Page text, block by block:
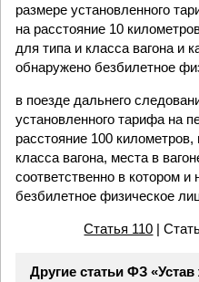
размере установленного
на расстояние 10
для типа и класса вагона и
обнаружено безбилетное
в поезде дальнего
установленного тарифа на
расстояние 100
класса вагона, места в
соответственно в котором
безбилетное физическое
Статья 110 |
Другие статьи ФЗ